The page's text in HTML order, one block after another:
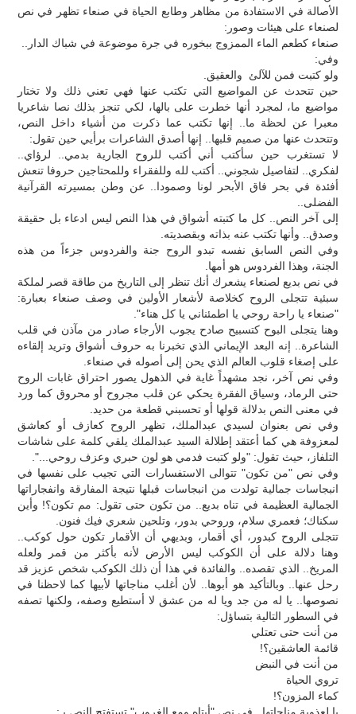
الأصالة في الاستفادة من مظاهر وطابع الحياة في صنعاء تظهر في نص
لصنعاء على هيئات وصور:
صنعاء كطعم الماء الممزوج ببخوره في جرة موضوعة في شباك الدار..
وفي:
ولو كتبت فمن للآلئ والعقيق.
حين تتحدث عن المواضيع التي تكتب عنها فهي تعني ذلك ولا تختار
مواضيع ما، لمجرد أنها خطرت على بالها، لكي تنجز بذلك نصا شاعريا
معبرا عن لحظة ما.. إنها تكتب عما ذكرت من أشياء داخل النص،
وتتحدث عنها من صميم قلبها.. إنها أصدق الشاعرات برأيي حين تقول:
لا تستغرب حين سأكتب أني أكتب للروح الجارية بدمي.. لرؤاي..
لفكري.. لتفاصيل شجوني.. أكتب لله وللفقراء وللمحتاجين حروفا تنعش
أفئدة في بحر فاق الأبحر لونا وصمودا.. عن وطن بمسيرته القرآنية
الفضلى..
إلى آخر النص.. كل ما كتبته أشواق في هذا النص ليس ادعاء بل حقيقة
وصدق.. وأنها تكتب عنه بذاته وبقصديته.
وفي النص السابق نفسه تبدو الروح جنة والفردوس جزءاً من هذه
الجنة، وهذا الفردوس هو أمها.
في نص بديع لصنعاء يشعرك أنك تنظر إلى التاريخ من طاقة قصر لملكة
سبئية تتجلى الروح كخلاصة لأشعار الأولين في وصف صنعاء بعبارة:
"صنعاء يا راحة روحي يا اطمئناني يا كل هناء".
وهنا يتجلى البوح كتسبيح صادح يجوب الأرجاء صادر من مآذن في قلب
الشاعرة.. إنه البعد الإيماني الذي تخبرنا به حروف أشواق وتريد إلقاءه
على إصغاء قلوب العالم الذي يحن إلى أصوله في صنعاء.
وفي نص آخر، نجد مشهداً غاية في الذهول يصور احتراق غابات الروح
حتى الرماد، وسياق الفقرة يحكي عن قلب مجروح أو محروق كما ورد
في معنى النص بدلالة قولها أو تحسبني قطعة من حديد.
وفي نص بعنوان لسيدي عبدالملك، تظهر الروح كعازف أو كعاشق
لمعزوفة هي كما أعتقد إطلالة السيد عبدالملك يلقي كلمة على شاشات
التلفاز، حيث تقول: "ولو كتبت فدمي هو لون حبري وعزف روحي...".
وفي نص "من تكون" تتوالى الاستفسارات التي تجيب على نفسها في
انبجاسات جمالية تولدت من انبجاسات قبلها نتيجة المفارقة وانفجاراتها
الجمالية العظيمة في تناه بديع.. من تكون حتى تقول: مم تكون؟! وأين
سكناك؛ فعمري سلام، وروحي بدور، وتلحين شعري فيك فنون.
تتجلى الروح كبدور، أي أقمار، وبديهي أن الأقمار تكون حول كوكب..
وهنا دلالة على أن الكوكب ليس الأرض لأنه بأكثر من قمر ولعله
المريخ.. الذي تقصده.. والفائدة في هذا أن ذلك الكوكب شخص عزيز قد
رحل عنها.. وبالتأكيد هو أبوها.. لأن أغلب مناجاتها لأبيها كما لاحظنا في
نصوصها.. يا له من جد ويا له من عشق لا أستطيع وصفه، ولكنها تصفه
في السطور التالية بتساؤل:
من أنت حتى تعتلي
قائمة العاشقين؟!
من أنت في النبض
تروي الحياة
كماء المزون؟!